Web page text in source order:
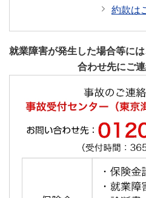
ご不明な点は以下お問い
保障プラン
7大疾病100％
全疾病100％
保険料支払型
約款は
就業障害が発生した場合等に
合わせ先にご